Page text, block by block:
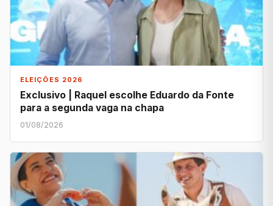
ELEIÇÕES 2026
Exclusivo | Raquel escolhe Eduardo da Fonte
para a segunda vaga na chapa
01/08/2026